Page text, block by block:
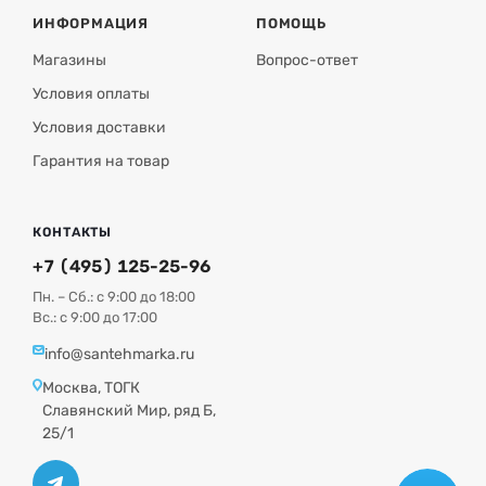
ИНФОРМАЦИЯ
Магазины
Условия оплаты
Условия доставки
Гарантия на товар
ПОМОЩЬ
Вопрос-ответ
КОНТАКТЫ
+7 (495) 125-25-96
Пн. – Сб.: с 9:00 до 18:00
Вс.: с 9:00 до 17:00
info@santehmarka.ru
Москва, ТОГК
Славянский Мир, ряд Б,
25/1